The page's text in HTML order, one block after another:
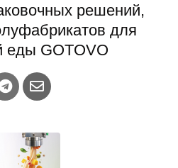
решений,
для
еды GOTOVO